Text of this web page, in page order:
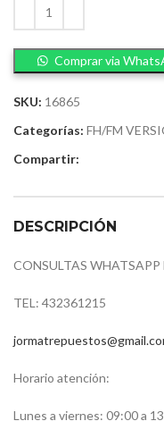
Comprar via
SKU: 16865
Categorías: FH/FM
Compartir:
DESCRIPCIÓN
CONSULTAS
TEL: 432361215
Horario atención:
Lunes a viernes: 09:00 a